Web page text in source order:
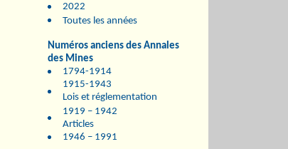
2022
Toutes les années
Numéros anciens des Annales
des Mines
1794-1914
1915-1943
Lois et réglementation
1919 – 1942
Articles
1946 – 1991